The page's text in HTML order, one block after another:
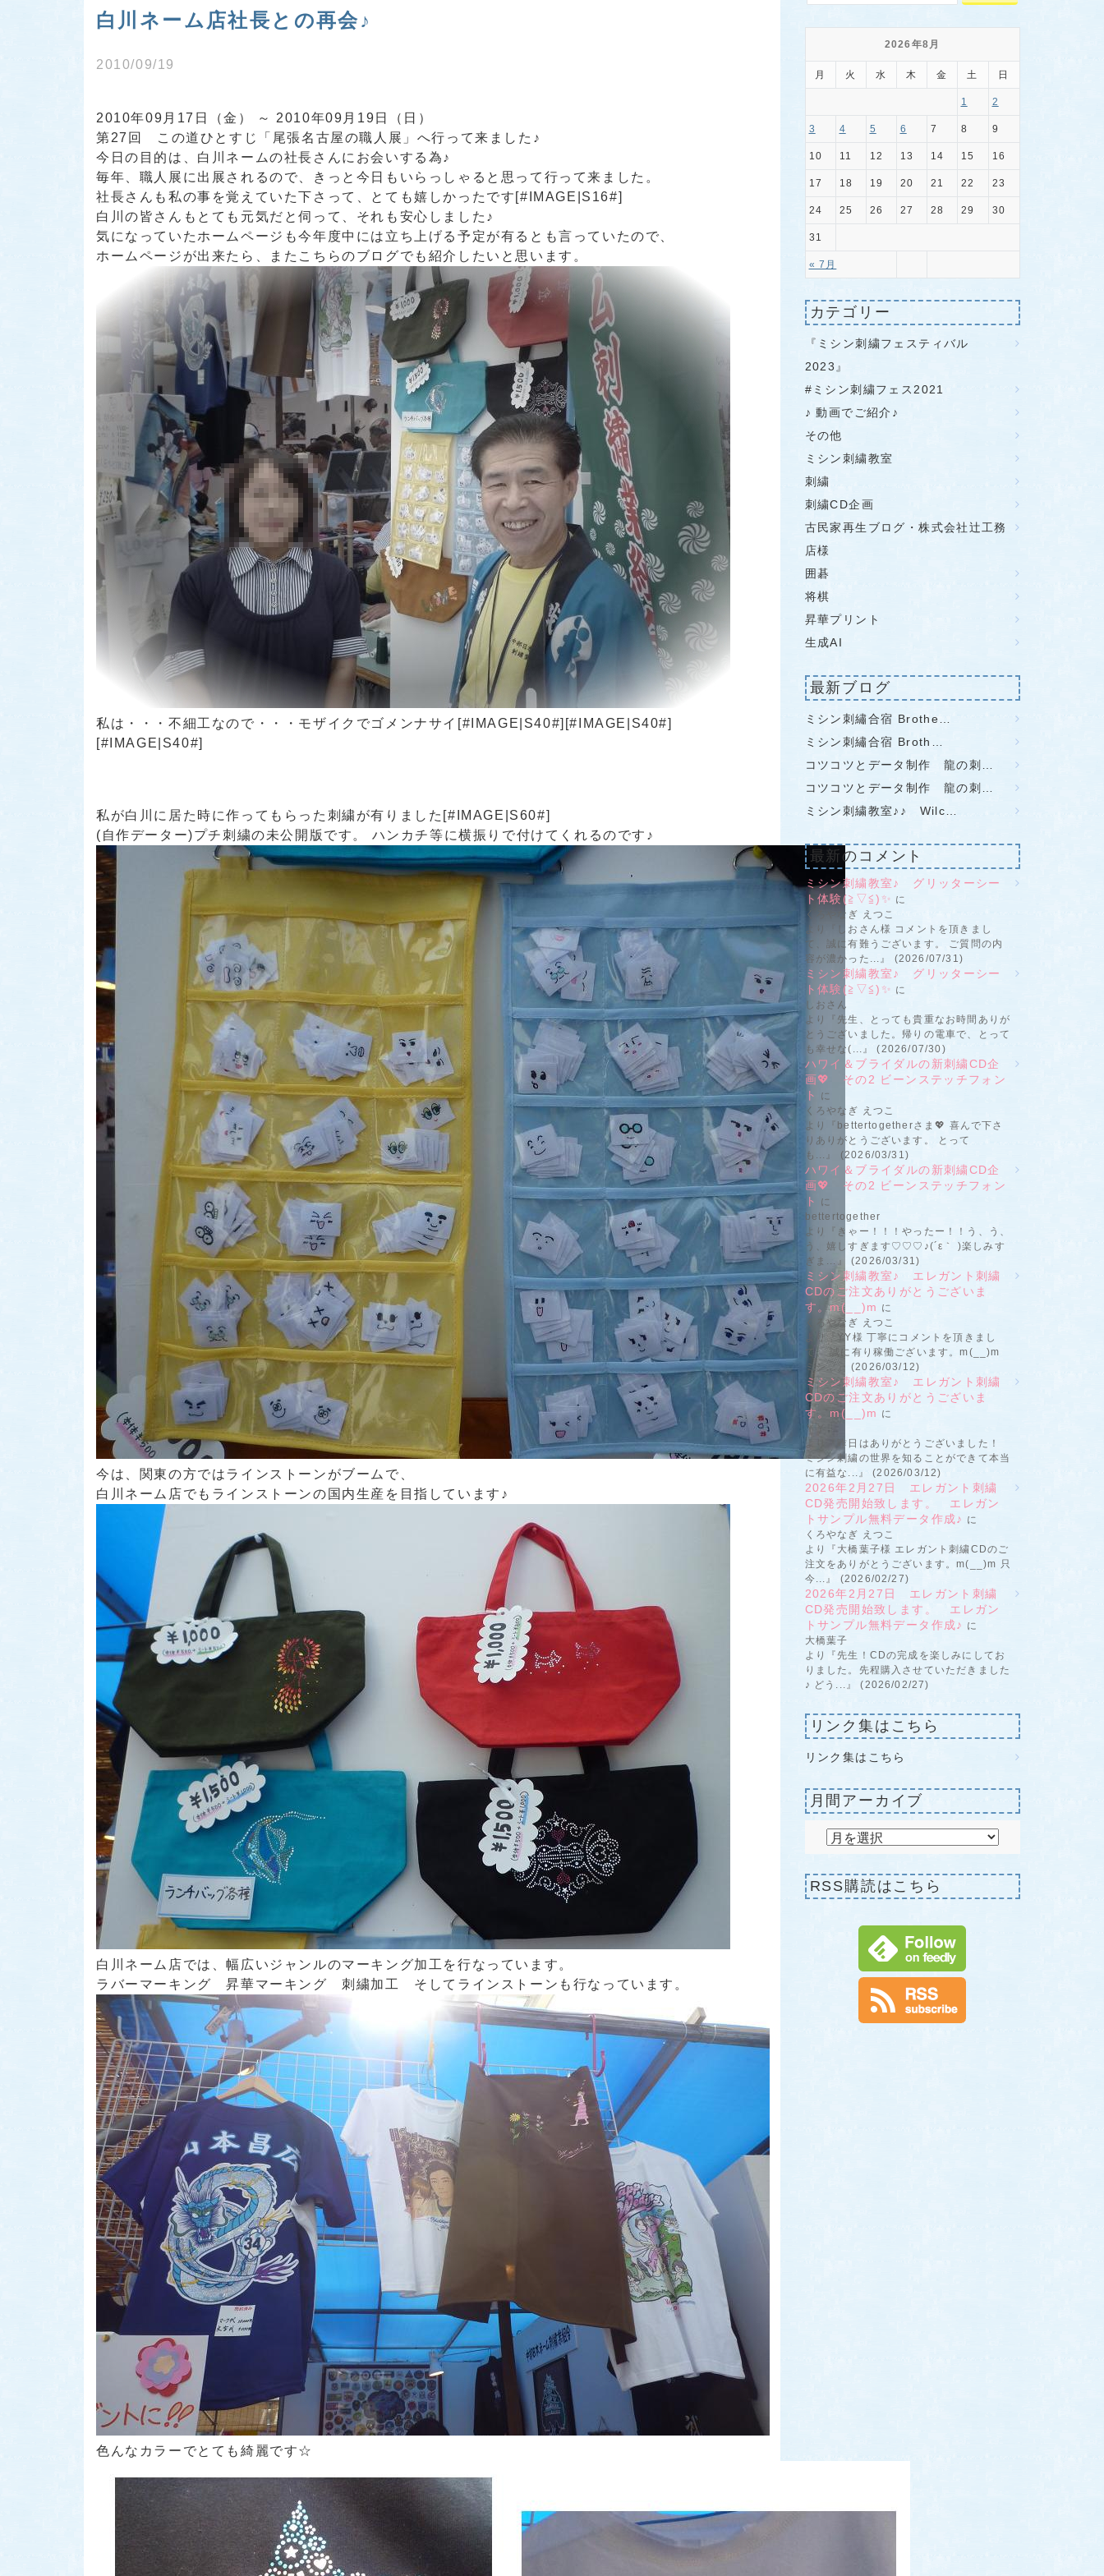
白川ネーム店社長との再会♪
2010/09/19
2010年09月17日（金） ～ 2010年09月19日（日）
第27回 この道ひとすじ「尾張名古屋の職人展」へ行って来ました♪
今日の目的は、白川ネームの社長さんにお会いする為♪
毎年、職人展に出展されるので、きっと今日もいらっしゃると思って行って来ました。
社長さんも私の事を覚えていた下さって、とても嬉しかったです[#IMAGE|S16#]
白川の皆さんもとても元気だと伺って、それも安心しました♪
気になっていたホームページも今年度中には立ち上げる予定が有るとも言っていたので、
ホームページが出来たら、またこちらのブログでも紹介したいと思います。
私は・・・不細工なので・・・モザイクでゴメンナサイ[#IMAGE|S40#][#IMAGE|S40#]
[#IMAGE|S40#]
私が白川に居た時に作ってもらった刺繍が有りました[#IMAGE|S60#]
(自作データー)プチ刺繍の未公開版です。 ハンカチ等に横振りで付けてくれるのです♪
今は、関東の方ではラインストーンがブームで、
白川ネーム店でもラインストーンの国内生産を目指しています♪
白川ネーム店では、幅広いジャンルのマーキング加工を行なっています。
ラバーマーキング 昇華マーキング 刺繍加工 そしてラインストーンも行なっています。
色んなカラーでとても綺麗です☆
2026年8月
月 火 水 木 金 土 日
« 7月
1 2
3 4 5 6 7 8 9
10 11 12 13 14 15 16
17 18 19 20 21 22 23
24 25 26 27 28 29 30
31
カテゴリー
『ミシン刺繍フェスティバル
2023』
#ミシン刺繍フェス2021
♪ 動画でご紹介♪
その他
ミシン刺繍教室
刺繍
刺繍CD企画
古民家再生ブログ・株式会社辻工務
店様
囲碁
将棋
昇華プリント
生成AI
最新ブログ
ミシン刺繡合宿 Brothe…
ミシン刺繡合宿 Broth…
コツコツとデータ制作 龍の刺…
コツコツとデータ制作 龍の刺…
ミシン刺繍教室♪♪ Wilc…
最新のコメント
ミシン刺繍教室♪ グリッターシー
ト体験(≧▽≦)✨ に
くろやなぎ えつこ
より『しおさん様 コメントを頂きまし
て、誠に有難うございます。 ご質問の内
容が濃かった...』 (2026/07/31)
ミシン刺繍教室♪ グリッターシー
ト体験(≧▽≦)✨ に
しおさん
より『先生、とっても貴重なお時間ありが
とうございました。帰りの電車で、とって
も幸せな(...』 (2026/07/30)
ハワイ＆ブライダルの新刺繍CD企
画💖 その2 ビーンステッチフォン
ト
に
くろやなぎ えつこ
より『bettertogetherさま💖 喜んで下さ
りありがとうございます。 とって
も...』 (2026/03/31)
ハワイ＆ブライダルの新刺繍CD企
画💖 その2 ビーンステッチフォン
ト
に
bettertogether
より『きゃー！！！やったー！！う、う、
う、嬉しすぎます♡♡♡♪(´ε｀ )楽しみす
ぎま...』 (2026/03/31)
ミシン刺繍教室♪ エレガント刺繍
CDのご注文ありがとうございま
す。m(__)m に
くろやなぎ えつこ
より『YY様 丁寧にコメントを頂きまし
て、 誠に有り稼働ございます。m(__)m
ミシ...』 (2026/03/12)
ミシン刺繍教室♪ エレガント刺繍
CDのご注文ありがとうございま
す。m(__)m に
ＹＹ
より『昨日はありがとうございました！
ミシン刺繍の世界を知ることができて本当
に有益な...』 (2026/03/12)
2026年2月27日 エレガント刺繍
CD発売開始致します。 エレガン
トサンプル無料データ作成♪ に
くろやなぎ えつこ
より『大橋葉子様 エレガント刺繍CDのご
注文をありがとうございます。m(__)m 只
今...』 (2026/02/27)
2026年2月27日 エレガント刺繍
CD発売開始致します。 エレガン
トサンプル無料データ作成♪ に
大橋葉子
より『先生！CDの完成を楽しみにしてお
りました。先程購入させていただきました
♪ どう...』 (2026/02/27)
リンク集はこちら
リンク集はこちら
月間アーカイブ
RSS購読はこちら